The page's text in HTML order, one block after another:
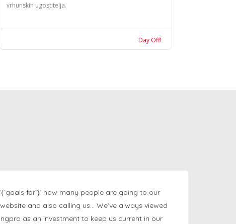
vrhunskih ugostitelja.
Day Off!
for`}` how many people are going to our
and also calling us… We’ve always viewed
as an investment to keep us current in our